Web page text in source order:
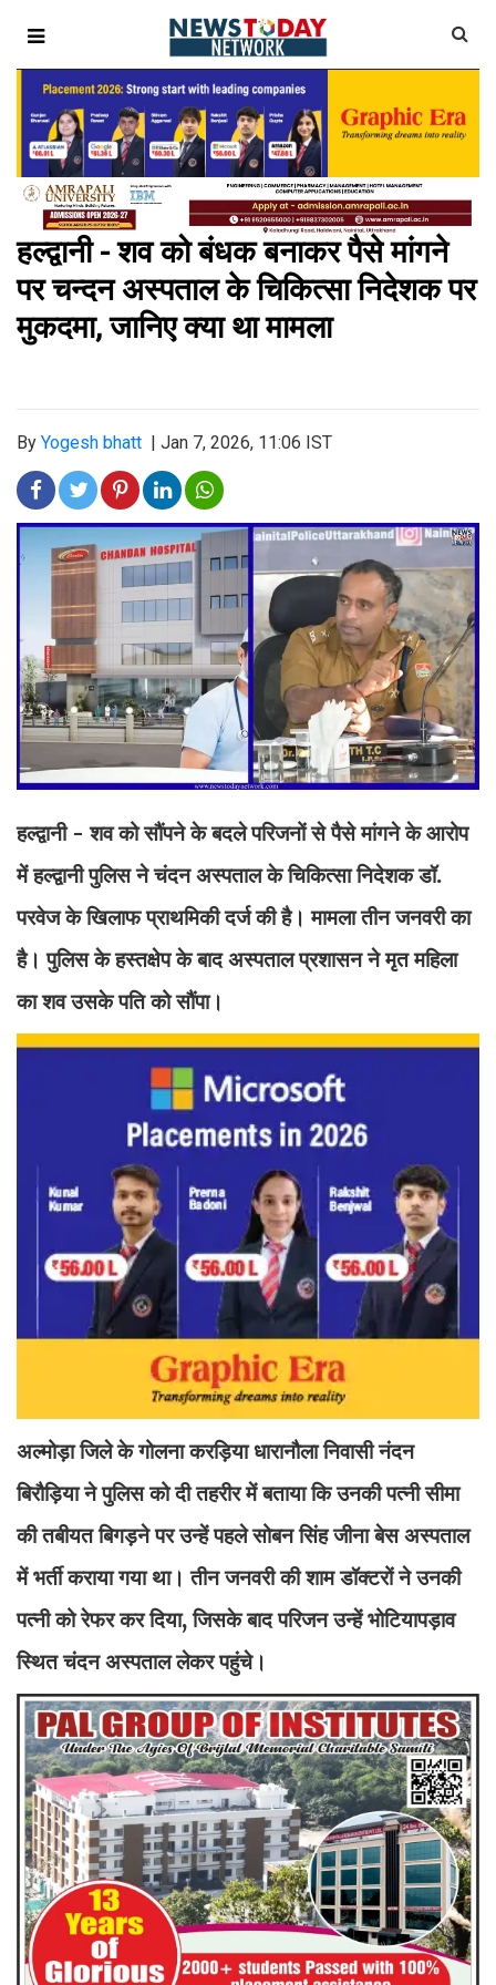
हल्द्वानी - शव को बंधक बनाकर पैसे मांगने
पर चन्दन अस्पताल के चिकित्सा निदेशक पर
मुकदमा, जानिए क्या था मामला
By Yogesh bhatt Jan 7, 2026, 11:06 IST
हल्द्वानी - शव को सौंपने के बदले परिजनों से पैसे मांगने के आरोप
में हल्द्वानी पुलिस ने चंदन अस्पताल के चिकित्सा निदेशक डॉ.
परवेज के खिलाफ प्राथमिकी दर्ज की है। मामला तीन जनवरी का
है। पुलिस के हस्तक्षेप के बाद अस्पताल प्रशासन ने मृत महिला
का शव उसके पति को सौंपा।
अल्मोड़ा जिले के गोलना करड़िया धारानौला निवासी नंदन
बिरौड़िया ने पुलिस को दी तहरीर में बताया कि उनकी पत्नी सीमा
की तबीयत बिगड़ने पर उन्हें पहले सोबन सिंह जीना बेस अस्पताल
में भर्ती कराया गया था। तीन जनवरी की शाम डॉक्टरों ने उनकी
पत्नी को रेफर कर दिया, जिसके बाद परिजन उन्हें भोटियापड़ाव
स्थित चंदन अस्पताल लेकर पहुंचे।